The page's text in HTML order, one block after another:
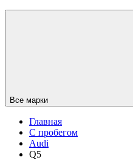
Все марки
Главная
С пробегом
Audi
Q5